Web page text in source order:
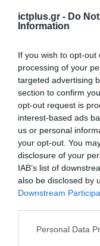
ictplus.gr - Do
Information
If you wish to opt-
processing of your
targeted advertising
section to confirm
opt-out request is
interest-based ads
us or personal
your opt-out. You
disclosure of your
IAB’s list of
also be disclosed by
Downstream
Please note that this
Personal Data
πρόσφατη
Institute, σχεδόν
έννοια της